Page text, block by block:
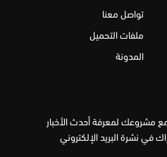
تواصل معنا
ملفات التحميل
المدونة
مشروعك لمعرفة أحدث الأخبار
في نشرة البريد الإلكتروني